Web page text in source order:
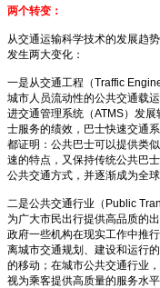
两个转变：
从交通运输科学技术的发展趋
发生两大变化：
一是从交通工程（Traffic
城市人员流动性的公共交通载
进交通管理系统（ATMS）发
士服务的绩效，巴士快速交通
都证明：公共巴士可以提供类
速的特点，又保持传统公共巴
公共交通方式，并逐渐成为全
二是公共交通行业（Public
为广大市民出行提供高品质的
政府一些机构在现实工作中推
离城市交通规划、建设和运行
的移动；在城市公共交通行业
视为乘客提供高质量的服务水